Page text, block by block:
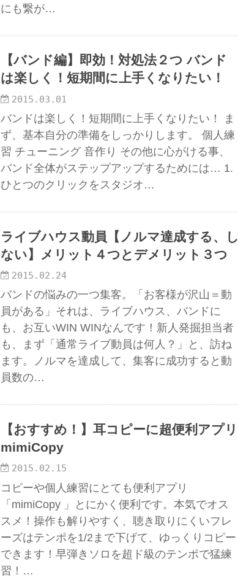
にも繋が…
【バンド編】即効！対処法２つ バンド
は楽しく！短期間に上手くなりたい！
2015.03.01
バンドは楽しく！短期間に上手くなりたい！ ま
ず、基本自分の準備をしっかりします。 個人練
習 チューニング 音作り その他に心がける事、
バンド全体がステップアップするためには… 1.
ひとつのクリックをスタジオ…
ライブハウス動員【ノルマ達成する、し
ない】メリット４つとデメリット３つ
2015.02.24
バンドの悩みの一つ集客。「お客様が沢山＝動
員がある」それは、ライブハウス、バンドに
も、お互いWIN WINなんです！新人発掘担当者
も、まず「通常ライブ動員は何人？」と、訪ね
ます。ノルマを達成して、集客に成功すると動
員数の…
【おすすめ！】耳コピーに超便利アプリ
mimiCopy
2015.02.15
コピーや個人練習にとても便利アプリ
「mimiCopy 」とにかく便利です。本気でオス
スメ！操作も解りやすく、聴き取りにくいフレ
ーズはテンポを1/2まで下げて、ゆっくりコピー
できます！早弾きソロを超ド級のテンポで猛練
習！…